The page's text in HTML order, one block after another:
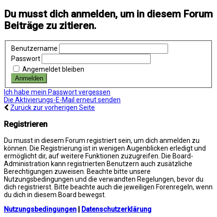
Du musst dich anmelden, um in diesem Forum
Beiträge zu zitieren.
Benutzername
Passwort
Angemeldet bleiben
Ich habe mein Passwort vergessen
Die Aktivierungs-E-Mail erneut senden
Zurück zur vorherigen Seite
Registrieren
Du musst in diesem Forum registriert sein, um dich anmelden zu
können. Die Registrierung ist in wenigen Augenblicken erledigt und
ermöglicht dir, auf weitere Funktionen zuzugreifen. Die Board-
Administration kann registrierten Benutzern auch zusätzliche
Berechtigungen zuweisen. Beachte bitte unsere
Nutzungsbedingungen und die verwandten Regelungen, bevor du
dich registrierst. Bitte beachte auch die jeweiligen Forenregeln, wenn
du dich in diesem Board bewegst.
Nutzungsbedingungen
Datenschutzerklärung